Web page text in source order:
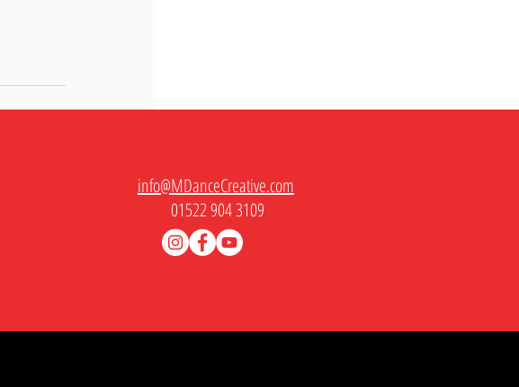
Alle anseheninfo@MDanceCreative.com
01522 904 3109